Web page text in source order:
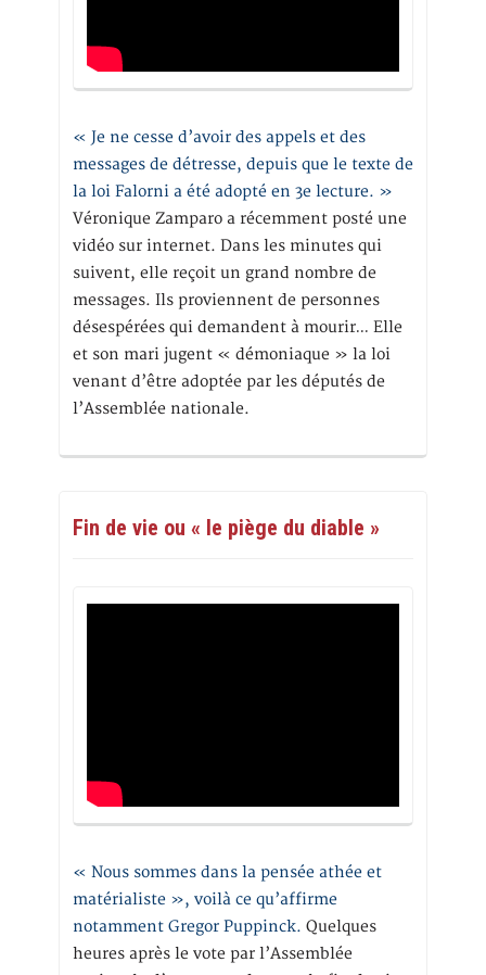
« Je ne cesse d’avoir des appels et des
messages de détresse, depuis que le texte de
la loi Falorni a été adopté en 3e lecture. »
Véronique Zamparo a récemment posté une
vidéo sur internet. Dans les minutes qui
suivent, elle reçoit un grand nombre de
messages. Ils proviennent de personnes
désespérées qui demandent à mourir… Elle
et son mari jugent « démoniaque » la loi
venant d’être adoptée par les députés de
l’Assemblée nationale.
Fin de vie ou « le piège du diable »
« Nous sommes dans la pensée athée et
matérialiste », voilà ce qu’affirme
notamment Gregor Puppinck. Quelques
heures après le vote par l’Assemblée